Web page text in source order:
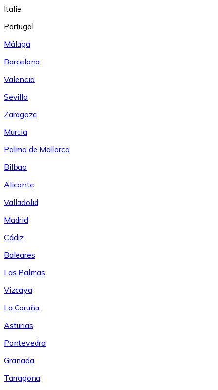
Italie
Portugal
Málaga
Barcelona
Valencia
Sevilla
Zaragoza
Murcia
Palma de Mallorca
Bilbao
Alicante
Valladolid
Madrid
Cádiz
Baleares
Las Palmas
Vizcaya
La Coruña
Asturias
Pontevedra
Granada
Tarragona